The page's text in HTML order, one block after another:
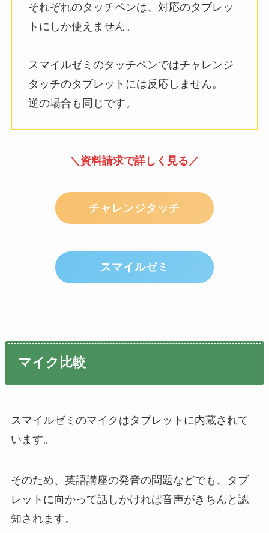
それぞれのタッチペンは、対応のタブレッ
トにしか使えません。
スマイルゼミのタッチペンではチャレンジ
タッチのタブレットには反応しません。
逆の場合も同じです。
＼資料請求で詳しく見る／
チャレンジタッチ
スマイルゼミ
マイク比較
スマイルゼミのマイクはタブレットに内蔵されて
います。
そのため、英語講座の発音の問題などでも、タブ
レットに向かって話しかければ音声がきちんと認
知されます。